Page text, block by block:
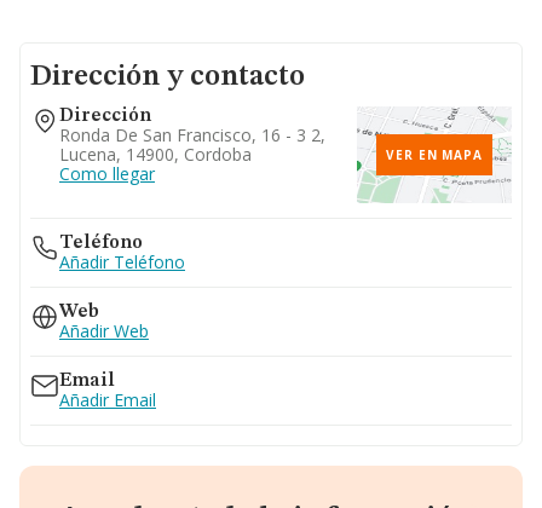
Dirección y contacto
Dirección
Ronda De San Francisco, 16 - 3 2,
Lucena, 14900, Cordoba
Como llegar
VER EN MAPA
Teléfono
Añadir Teléfono
Web
Añadir Web
Email
Añadir Email